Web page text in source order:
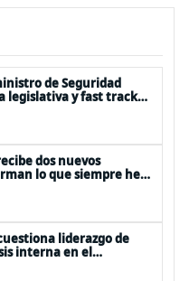
de Seguridad
legislativa y fast track
dos nuevos
lo que siempre he
droga”
liderazgo de
interna en el
de ordenar la casa”